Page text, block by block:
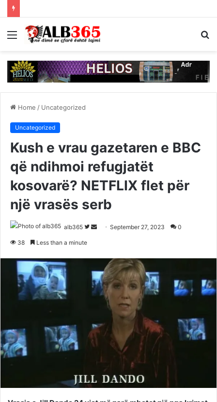
Menu
Home / Uncategorized
Uncategorized
Kush e vrau gazetaren e BBC
që ndihmoi refugjatët
kosovarë? NETFLIX flet për
një vrasës serb
alb365
Follow
Send September 27, 2023 0
38 Less than a minute